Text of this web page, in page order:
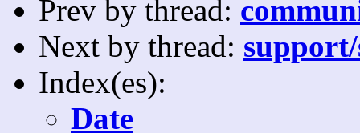
Prev by thread:
Next by thread:
Index(es):
Date